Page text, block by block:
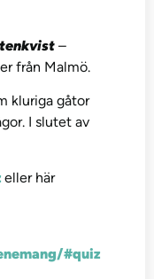
–
från Malmö.
kluriga gåtor
I slutet av
eller här
#quiz